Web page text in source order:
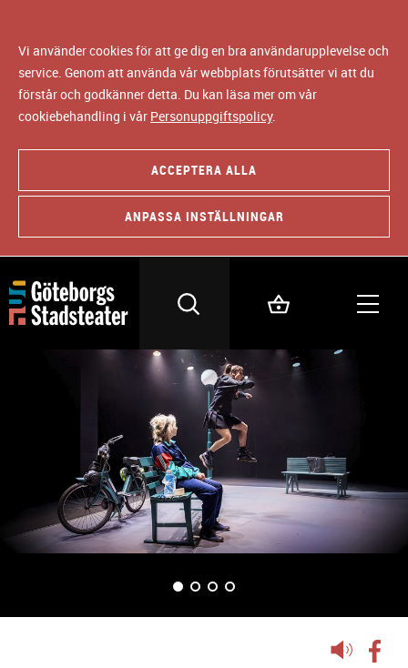
Vi använder cookies för att ge dig en bra användarupplevelse och
service. Genom att använda vår webbplats förutsätter vi att du
förstår och godkänner detta. Du kan läsa mer om vår
cookiebehandling i vår Personuppgiftspolicy.
ACCEPTERA ALLA
ANPASSA INSTÄLLNINGAR
BILD 1BILD 2
(VISAS NU)
BILD 3BILD 4
Lyssna